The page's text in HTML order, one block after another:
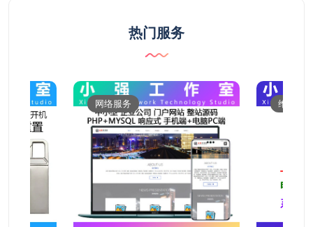
热门服务
网络服务 维修服